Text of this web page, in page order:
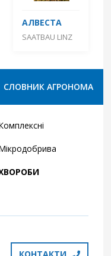
АЛВЕСТА
SAATBAU LINZ
СЛОВНИК АГРОНОМА